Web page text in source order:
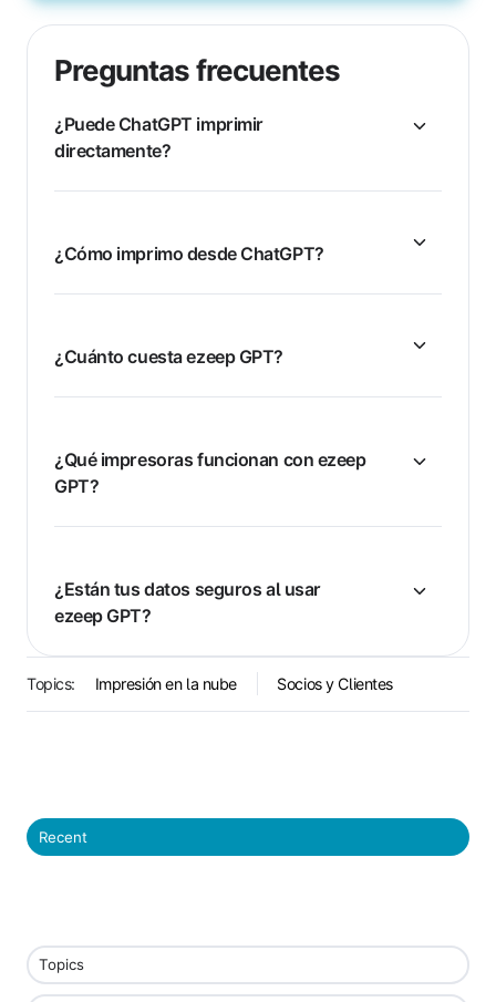
Preguntas frecuentes
¿Puede ChatGPT imprimir
directamente?
¿Cómo imprimo desde ChatGPT?
¿Cuánto cuesta ezeep GPT?
¿Qué impresoras funcionan con ezeep
GPT?
¿Están tus datos seguros al usar
ezeep GPT?
Topics: Impresión en la nube Socios y Clientes
Recent
Topics